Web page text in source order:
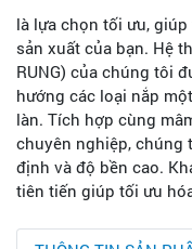
là lựa chọn tối ưu,
sản xuất của bạn. Hệ
RUNG) của chúng tôi
hướng các loại nắp
làn. Tích hợp cùng
chuyên nghiệp, chúng
định và độ bền cao.
tiên tiến giúp tối ưu